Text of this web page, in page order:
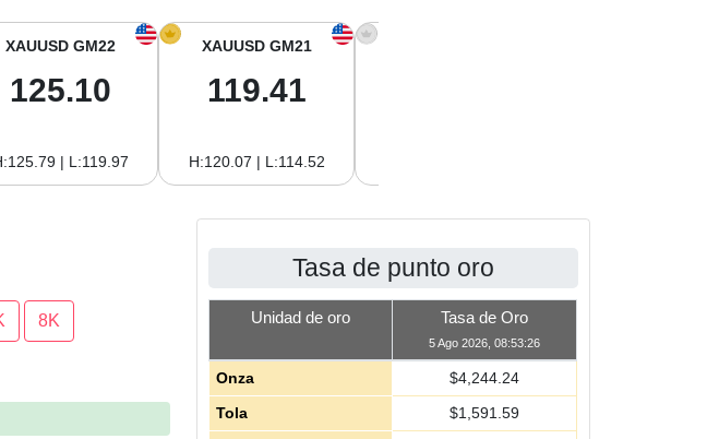
XAUUSD GM22
125.10
| L:119.97
XAUUSD GM21
119.41
H:120.07 | L:114.52
8K
Tasa de punto oro
Unidad de oro Tasa de Oro
5 Ago 2026, 08:53:26
Onza $4,244.24
Tola
$1,591.59